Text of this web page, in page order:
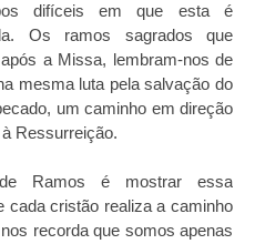
difíceis em que esta é
Os ramos sagrados que
a Missa, lembram-nos de
mesma luta pela salvação do
um caminho em direção
Ressurreição.
Ramos é mostrar essa
cada cristão realiza a caminho
recorda que somos apenas